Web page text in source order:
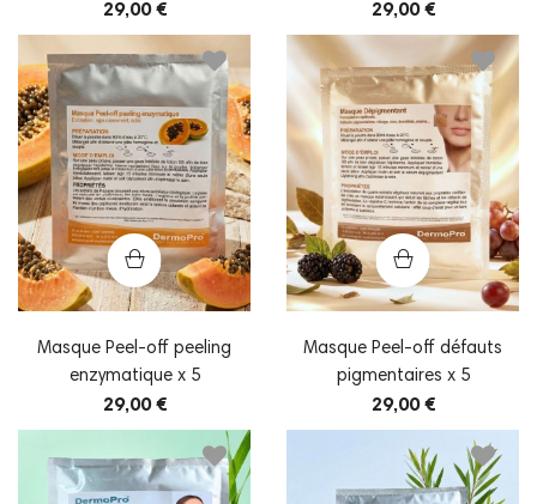
29,00 € 29,00 €
Masque Peel-off peeling
enzymatique x 5
29,00 €
Masque Peel-off défauts
pigmentaires x 5
29,00 €